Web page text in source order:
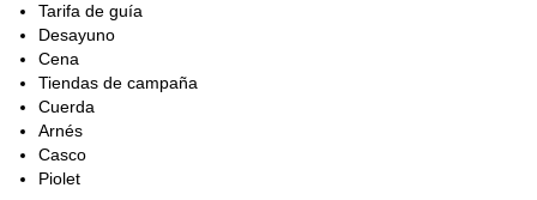
Además de escalar, recibirás instrucción en una serie de técnicas
ideales para intermedios. Comenzando con el uso básico de
crampones, aseguramiento con piolet y glissando, avanzaremos
hacia el uso adecuado de la cuerda, aseguramientos rápidos de
seguridad, anclajes de hielo y técnicas de equipo.
Si hay tiempo, entonces desarrollaremos otras áreas de
habilidades de escalada, como la técnica de ritmo, y selección de
Tarifa de guía
Desayuno
Cena
Tiendas de campaña
Cuerda
Arnés
Casco
Piolet